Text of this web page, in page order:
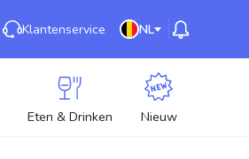
Klantenservice NL
Eten & Drinken Nieuw